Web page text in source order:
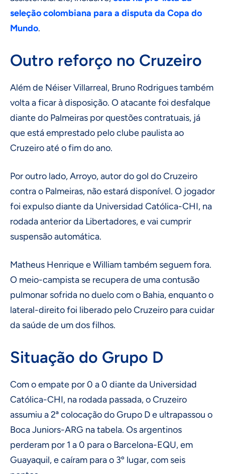
seleção colombiana para a disputa da Copa do
Mundo.
Outro reforço no Cruzeiro
Além de Néiser Villarreal, Bruno Rodrigues também
volta a ficar à disposição. O atacante foi desfalque
diante do Palmeiras por questões contratuais, já
que está emprestado pelo clube paulista ao
Cruzeiro até o fim do ano.
Por outro lado, Arroyo, autor do gol do Cruzeiro
contra o Palmeiras, não estará disponível. O jogador
foi expulso diante da Universidad Católica-CHI, na
rodada anterior da Libertadores, e vai cumprir
suspensão automática.
Matheus Henrique e William também seguem fora.
O meio-campista se recupera de uma contusão
pulmonar sofrida no duelo com o Bahia, enquanto o
lateral-direito foi liberado pelo Cruzeiro para cuidar
da saúde de um dos filhos.
Situação do Grupo D
Com o empate por 0 a 0 diante da Universidad
Católica-CHI, na rodada passada, o Cruzeiro
assumiu a 2ª colocação do Grupo D e ultrapassou o
Boca Juniors-ARG na tabela. Os argentinos
perderam por 1 a 0 para o Barcelona-EQU, em
Guayaquil, e caíram para o 3º lugar, com seis